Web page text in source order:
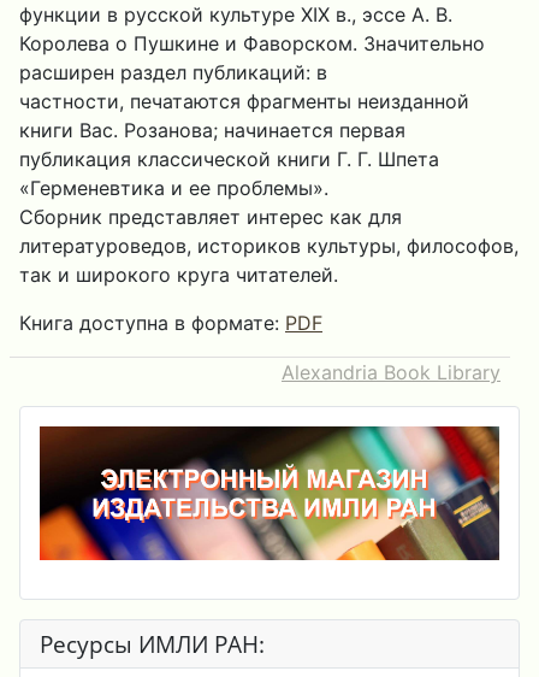
функции в русской культуре XIX в., эссе А. В.
Королева о Пушкине и Фаворском. Значительно
расширен раздел публикаций: в
частности, печатаются фрагменты неизданной
книги Вас. Розанова; начинается первая
публикация классической книги Г. Г. Шпета
«Герменевтика и ее проблемы».
Сборник представляет интерес как для
литературоведов, историков культуры, философов,
так и широкого круга читателей.
Книга доступна в формате: PDF
Alexandria Book Library
Ресурсы ИМЛИ РАН: